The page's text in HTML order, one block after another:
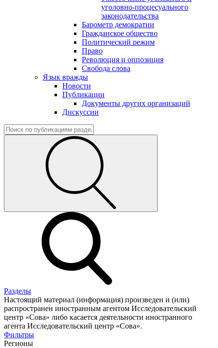
уголовно-процесуального
законодательства
Барометр демократии
Гражданское общество
Политический режим
Право
Революция и оппозиция
Свобода слова
Язык вражды
Новости
Публикации
Документы других организаций
Дискуссии
Разделы
Настоящий материал (информация) произведен и (или)
распространен иностранным агентом Исследовательский
центр «Сова» либо касается деятельности иностранного
агента Исследовательский центр «Сова».
Фильтры
Регионы